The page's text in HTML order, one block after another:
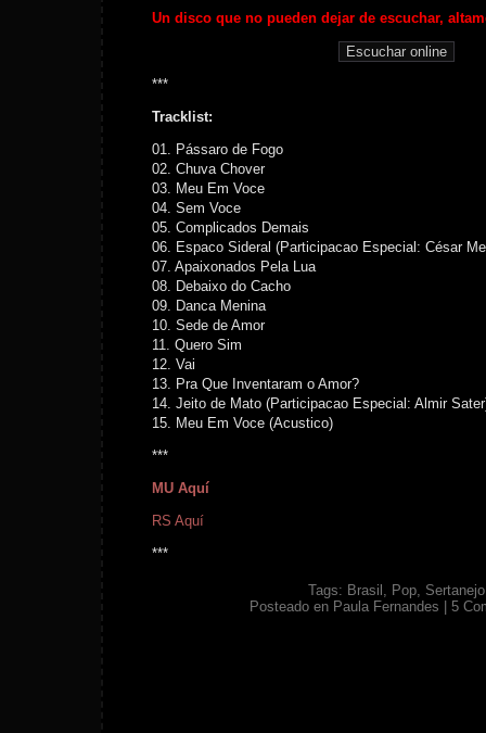
Un disco que no pueden dejar de escuchar,
***
Tracklist:
01. Pássaro de Fogo
02. Chuva Chover
03. Meu Em Voce
04. Sem Voce
05. Complicados Demais
06. Espaco Sideral (Participacao Especial: César
07. Apaixonados Pela Lua
08. Debaixo do Cacho
09. Danca Menina
10. Sede de Amor
11. Quero Sim
12. Vai
13. Pra Que Inventaram o Amor?
14. Jeito de Mato (Participacao Especial: Almir
15. Meu Em Voce (Acustico)
***
MU Aquí
RS Aquí
***
Tags: Brasil , Pop, Sertanejo
Posteado en Paula Fernandes 5